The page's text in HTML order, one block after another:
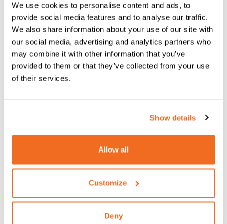
We use cookies to personalise content and ads, to
provide social media features and to analyse our traffic.
We also share information about your use of our site with
our social media, advertising and analytics partners who
may combine it with other information that you’ve
provided to them or that they’ve collected from your use
of their services.
Show details
Allow all
Customize
Deny
VOUS AIMEREZ PEUT-ÊTRE AUSSI